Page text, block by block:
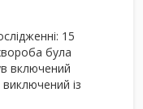
15
була
включений
із